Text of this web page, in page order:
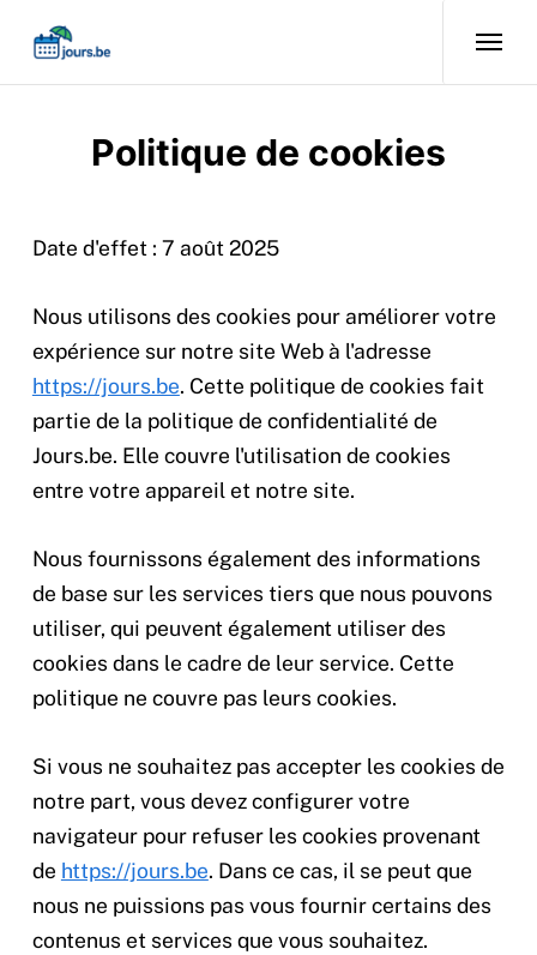
Politique de cookies
Date d'effet : 7 août 2025
Nous utilisons des cookies pour améliorer votre
expérience sur notre site Web à l'adresse
https://jours.be. Cette politique de cookies fait
partie de la politique de confidentialité de
Jours.be. Elle couvre l'utilisation de cookies
entre votre appareil et notre site.
Nous fournissons également des informations
de base sur les services tiers que nous pouvons
utiliser, qui peuvent également utiliser des
cookies dans le cadre de leur service. Cette
politique ne couvre pas leurs cookies.
Si vous ne souhaitez pas accepter les cookies de
notre part, vous devez configurer votre
navigateur pour refuser les cookies provenant
de https://jours.be. Dans ce cas, il se peut que
nous ne puissions pas vous fournir certains des
contenus et services que vous souhaitez.